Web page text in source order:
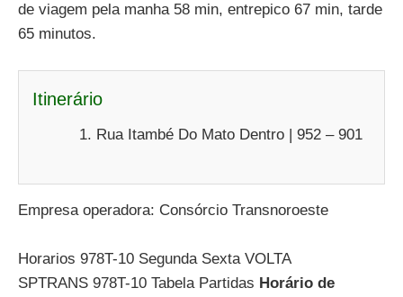
de viagem pela manha 58 min, entrepico 67 min, tarde
65 minutos.
Itinerário
Rua Itambé Do Mato Dentro | 952 – 901
Empresa operadora: Consórcio Transnoroeste
Horarios 978T-10 Segunda Sexta VOLTA
SPTRANS 978T-10 Tabela Partidas Horário de